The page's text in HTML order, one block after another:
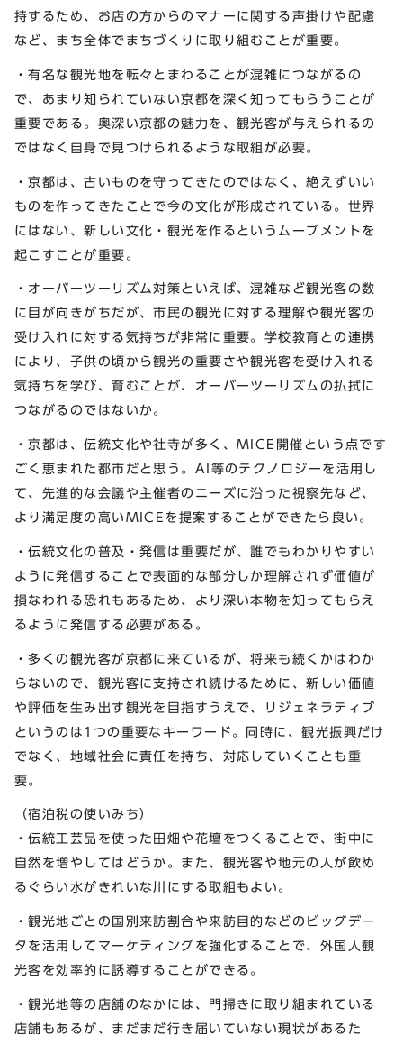
持するため、お店の方からのマナーに関する声掛けや配慮
など、まち全体でまちづくりに取り組むことが重要。
・有名な観光地を転々とまわることが混雑につながるの
で、あまり知られていない京都を深く知ってもらうことが
重要である。奥深い京都の魅力を、観光客が与えられるの
ではなく自身で見つけられるような取組が必要。
・京都は、古いものを守ってきたのではなく、絶えずいい
ものを作ってきたことで今の文化が形成されている。世界
にはない、新しい文化・観光を作るというムーブメントを
起こすことが重要。
・オーバーツーリズム対策といえば、混雑など観光客の数
に目が向きがちだが、市民の観光に対する理解や観光客の
受け入れに対する気持ちが非常に重要。学校教育との連携
により、子供の頃から観光の重要さや観光客を受け入れる
気持ちを学び、育むことが、オーバーツーリズムの払拭に
つながるのではないか。
・京都は、伝統文化や社寺が多く、MICE開催という点です
ごく恵まれた都市だと思う。AI等のテクノロジーを活用し
て、先進的な会議や主催者のニーズに沿った視察先など、
より満足度の高いMICEを提案することができたら良い。
・伝統文化の普及・発信は重要だが、誰でもわかりやすい
ように発信することで表面的な部分しか理解されず価値が
損なわれる恐れもあるため、より深い本物を知ってもらえ
るように発信する必要がある。
・多くの観光客が京都に来ているが、将来も続くかはわか
らないので、観光客に支持され続けるために、新しい価値
や評価を生み出す観光を目指すうえで、リジェネラティブ
というのは1つの重要なキーワード。同時に、観光振興だけ
でなく、地域社会に責任を持ち、対応していくことも重
要。
（宿泊税の使いみち）
・伝統工芸品を使った田畑や花壇をつくることで、街中に
自然を増やしてはどうか。また、観光客や地元の人が飲め
るぐらい水がきれいな川にする取組もよい。
・観光地ごとの国別来訪割合や来訪目的などのビッグデー
タを活用してマーケティングを強化することで、外国人観
光客を効率的に誘導することができる。
・観光地等の店舗のなかには、門掃きに取り組まれている
店舗もあるが、まだまだ行き届いていない現状があるた